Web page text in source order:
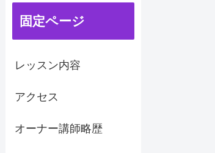
固定ページ
レッスン内容
アクセス
オーナー講師略歴